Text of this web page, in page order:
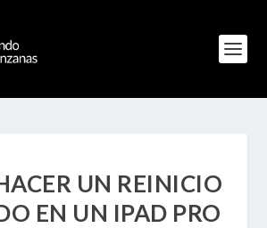
UN REINICIO
EN UN IPAD PRO